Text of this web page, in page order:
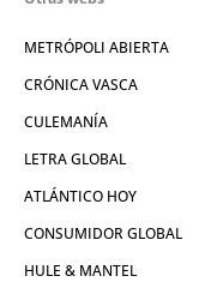
METRÓPOLI ABIERTA
CRÓNICA VASCA
CULEMANÍA
LETRA GLOBAL
ATLÁNTICO HOY
CONSUMIDOR GLOBAL
HULE & MANTEL